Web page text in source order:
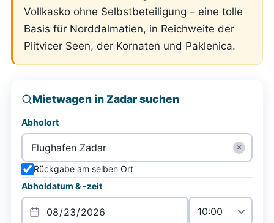
Vollkasko ohne Selbstbeteiligung – eine tolle
Basis für Norddalmatien, in Reichweite der
Plitvicer Seen, der Kornaten und Paklenica.
Mietwagen in Zadar suchen
Abholort
✕
Rückgabe am selben Ort
Abholdatum & -zeit